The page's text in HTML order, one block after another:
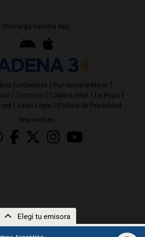
Elegí tu emisora
Descargá nuestra App
fundadores | Por siempre Mario |
| Contacto | Cadena Heat | La Popu |
| Aviso Legal | Política de Privacidad
Seguinos en